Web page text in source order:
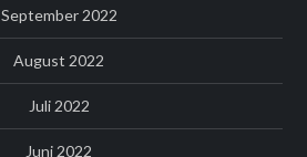
September 2022
August 2022
Juli 2022
Juni 2022